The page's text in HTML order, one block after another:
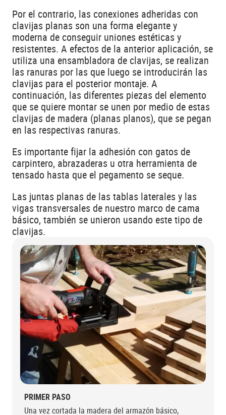
Por el contrario, las conexiones adheridas con
clavijas planas son una forma elegante y
moderna de conseguir uniones estéticas y
resistentes. A efectos de la anterior aplicación, se
utiliza una ensambladora de clavijas, se realizan
las ranuras por las que luego se introducirán las
clavijas para el posterior montaje. A
continuación, las diferentes piezas del elemento
que se quiere montar se unen por medio de estas
clavijas de madera (planas planos), que se pegan
en las respectivas ranuras.
Es importante fijar la adhesión con gatos de
carpintero, abrazaderas u otra herramienta de
tensado hasta que el pegamento se seque.
Las juntas planas de las tablas laterales y las
vigas transversales de nuestro marco de cama
básico, también se unieron usando este tipo de
clavijas.
PRIMER PASO
Una vez cortada la madera del armazón básico,